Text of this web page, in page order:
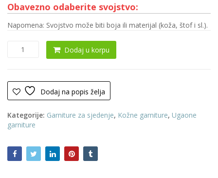
Obavezno odaberite svojstvo:
Napomena: Svojstvo može biti boja ili materijal (koža, štof i sl.).
Ugaona
garnitura
100%)
količina
Dodaj u korpu
Dodaj na popis želja
Kategorije: Garniture za sjedenje, Kožne garniture, Ugaone
garniture